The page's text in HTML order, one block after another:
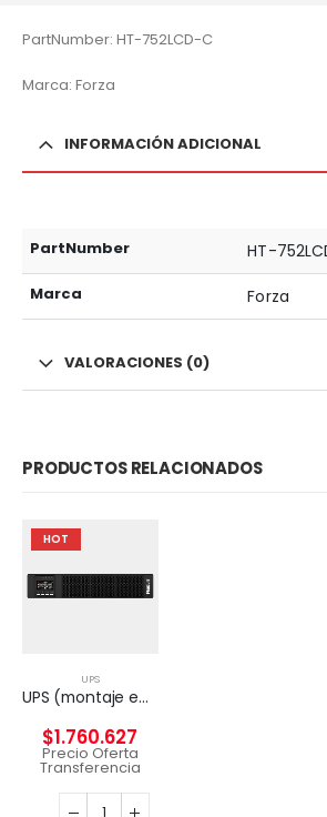
PartNumber: HT-752LCD-C
Marca: Forza
INFORMACIÓN ADICIONAL
PartNumber HT-
Marca Forza
VALORACIONES (0)
PRODUCTOS RELACIONADOS
HOT
UPS
UPS (montaje en rack / externo) – CA 220/230/240 V – 2000 vatios – 3000 VA
$1.760.627
Precio Oferta
Transferencia